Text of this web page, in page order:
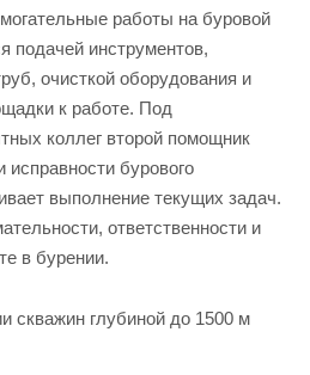
работы на буровой
подачей инструментов,
очисткой оборудования и
к работе. Под
коллег второй помощник
исправности бурового
выполнение текущих задач.
ответственности и
в бурении.
скважин глубиной до 1500 м